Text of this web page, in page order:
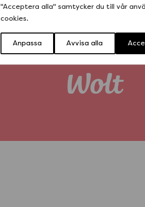
"Acceptera alla" samtycker du till vår
cookies.
Anpassa Avvisa alla
hem tacos